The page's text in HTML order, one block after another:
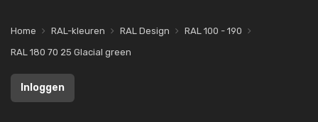
Home RAL-kleuren RAL Design
RAL 100 - 190
RAL 180 70 25 Glacial green
Inloggen